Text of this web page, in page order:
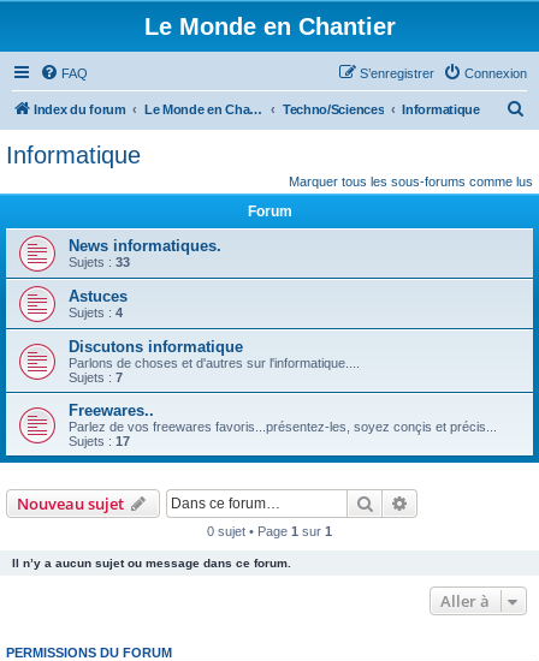
Le Monde en Chantier
FAQ Connexion
S’enregistrer
Index du forum Le Monde en Chantier Techno/Sciences Informatique
h
c
Informatique
Marquer tous les sous-forums comme lus
Forum
News informatiques.
Sujets : 33
Astuces
Sujets : 4
Discutons informatique
Parlons de choses et d'autres sur l'informatique....
Sujets : 7
Freewares..
Parlez de vos freewares favoris...présentez-les, soyez conçis et précis...
Sujets : 17
Nouveau sujet Rechercher
0 sujet • Page 1 sur 1
Il n’y a aucun sujet ou message dans ce forum.
Aller à
PERMISSIONS DU FORUM